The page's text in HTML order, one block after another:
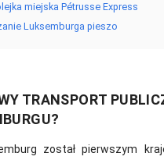
miejska Pétrusse Express
Luksemburga pieszo
TRANSPORT
został pierwszym